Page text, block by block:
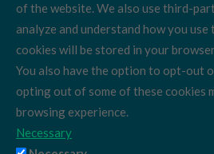
of the website. We also use third-
analyze and understand how you use
cookies will be stored in your
You also have the option to opt-out
opting out of some of these cookies
browsing experience.
Necessary